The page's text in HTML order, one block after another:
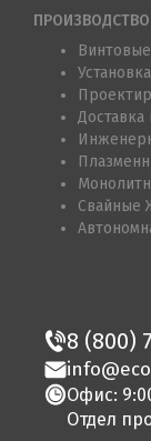
Доставка
Свайные
8 (800)
Офис:
Отдел